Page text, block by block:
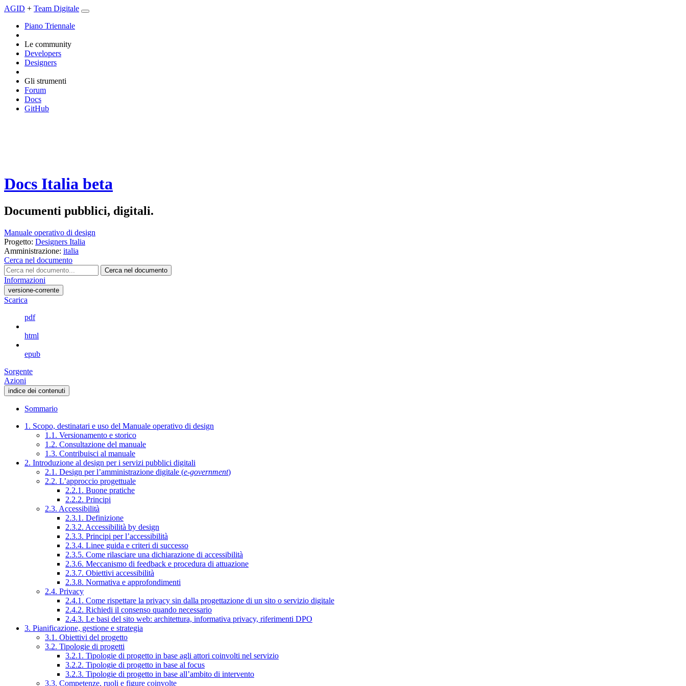
AGID + Team Digitale
Piano Triennale
Le community
Developers
Designers
Gli strumenti
Forum
Docs
GitHub
Docs Italia beta
Documenti pubblici, digitali.
Manuale operativo di design
Progetto: Designers Italia
Amministrazione: italia
Cerca nel documento
Cerca nel documento
Informazioni
versione-corrente
Scarica
pdf
html
epub
Sorgente
Azioni
indice dei contenuti
Sommario
1. Scopo, destinatari e uso del Manuale operativo di design
1.1. Versionamento e storico
1.2. Consultazione del manuale
1.3. Contribuisci al manuale
2. Introduzione al design per i servizi pubblici digitali
2.1. Design per l’amministrazione digitale (e-government)
2.2. L’approccio progettuale
2.2.1. Buone pratiche
2.2.2. Principi
2.3. Accessibilità
2.3.1. Definizione
2.3.2. Accessibilità by design
2.3.3. Principi per l’accessibilità
2.3.4. Linee guida e criteri di successo
2.3.5. Come rilasciare una dichiarazione di accessibilità
2.3.6. Meccanismo di feedback e procedura di attuazione
2.3.7. Obiettivi accessibilità
2.3.8. Normativa e approfondimenti
2.4. Privacy
2.4.1. Come rispettare la privacy sin dalla progettazione di un sito o servizio digitale
2.4.2. Richiedi il consenso quando necessario
2.4.3. Le basi del sito web: architettura, informativa privacy, riferimenti DPO
3. Pianificazione, gestione e strategia
3.1. Obiettivi del progetto
3.2. Tipologie di progetti
3.2.1. Tipologie di progetto in base agli attori coinvolti nel servizio
3.2.2. Tipologie di progetto in base al focus
3.2.3. Tipologie di progetto in base all’ambito di intervento
3.3. Competenze, ruoli e figure coinvolte